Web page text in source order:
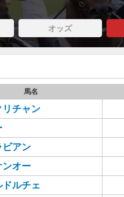
オッズ
馬名
リチャン
ビアン
オー
ルチェ